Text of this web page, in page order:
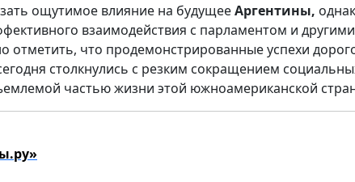
ощутимое влияние на будущееАргентины,
взаимодействия с парламентом и другими
отметить, что продемонстрированные успехи
столкнулись с резким сокращением
частью жизни этой южноамериканской